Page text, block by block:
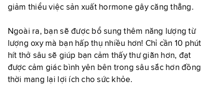
giảm thiểu việc sản xuất hormone gây căng thẳng.
Ngoài ra, bạn sẽ được bổ sung thêm năng lượng từ
lượng oxy mà bạn hấp thụ nhiều hơn! Chỉ cần 10 phút
hít thở sâu sẽ giúp bạn cảm thấy thư giãn hơn, đạt
được cảm giác bình yên bên trong sâu sắc hơn đồng
thời mang lại lợi ích cho sức khỏe.